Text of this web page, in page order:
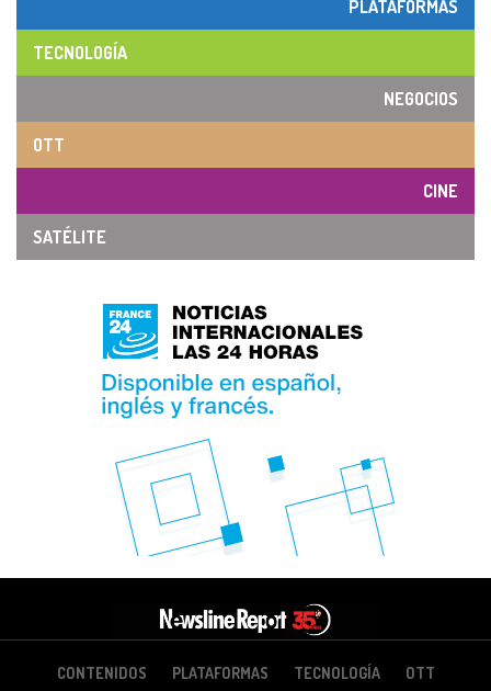
PLATAFORMAS
TECNOLOGÍA
NEGOCIOS
OTT
CINE
SATÉLITE
CONTENIDOS PLATAFORMAS TECNOLOGÍA OTT